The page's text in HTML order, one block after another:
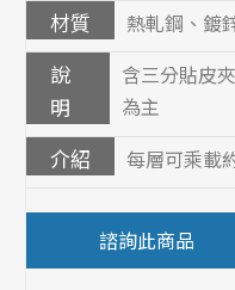
材質 熱軋鋼、鍍
說
明
含三分貼皮
為主
介紹 每層可乘載
諮詢此商品